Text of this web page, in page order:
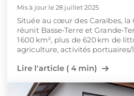
Mis à jour le 28 juillet 2025
Située au cœur des Caraïbes, la
réunit Basse‑Terre et
1 600 km², plus de 620 km de
agriculture, activités
Lire l'article ( 4 min)